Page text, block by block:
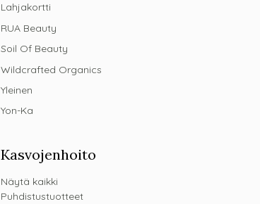
Lahjakortti
RUA Beauty
Soil Of Beauty
Wildcrafted Organics
Yleinen
Yon-Ka
Kasvojenhoito
Näytä kaikki
Puhdistustuotteet